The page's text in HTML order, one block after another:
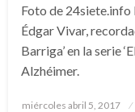
Foto de 24siete.info
Édgar Vivar,
Barriga’ en la serie
Alzhéimer.
Publicado
miércoles abril 5, 2017